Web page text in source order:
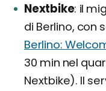
Nextbike il
di Berlino, con
Berlino:
30 min nel
Nextbike). Il